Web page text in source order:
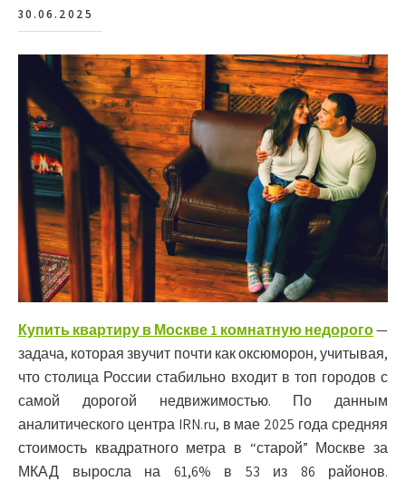
30.06.2025
Купить квартиру в Москве 1 комнатную недорого—
задача, которая звучит почти как оксюморон, учитывая,
что столица России стабильно входит в топ городов с
самой дорогой недвижимостью. По данным
аналитического центра IRN.ru, в мае 2025 года средняя
стоимость квадратного метра в “старой” Москве за
МКАД выросла на 61,6% в 53 из 86 районов.